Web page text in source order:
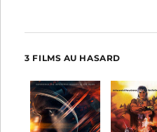
3 FILMS AU HASARD